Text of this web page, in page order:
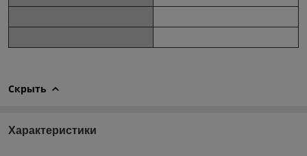
Скрыть
Характеристики